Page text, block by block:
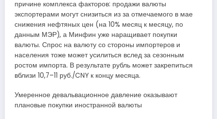
причине комплекса факторов: продажи валюты
экспортерами могут снизиться из за отмечаемого в мае
снижения нефтяных цен (на 10% месяц к месяцу, по
данным МЭР), а Минфин уже наращивает покупки
валюты. Спрос на валюту со стороны импортеров и
населения тоже может усилиться вслед за сезонным
ростом импорта. В результате рубль может закрепиться
вблизи 10,7–11 руб./CNY к концу месяца.
Умеренное девальвационное давление оказывают
плановые покупки иностранной валюты